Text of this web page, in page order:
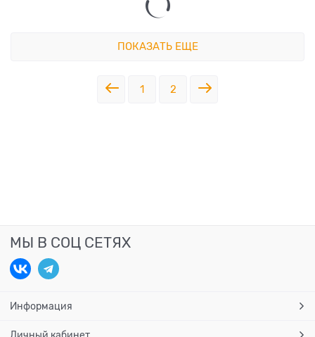
ПОКАЗАТЬ ЕЩЕ
1 2
МЫ В СОЦ СЕТЯХ
Информация
Личный кабинет